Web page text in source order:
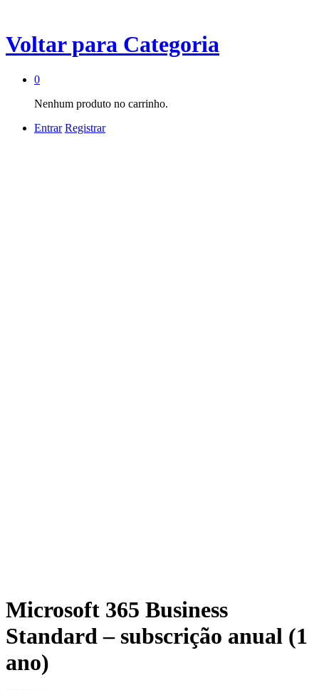
Voltar para Categoria
0
Nenhum produto no carrinho.
Entrar Registrar
Microsoft 365 Business
Standard – subscrição anual (1
ano)